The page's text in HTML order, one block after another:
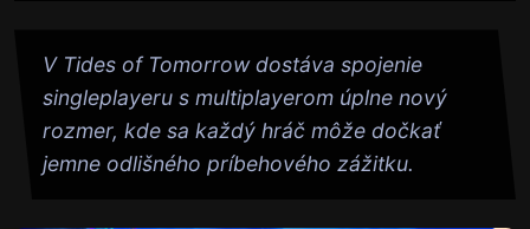
V Tides of Tomorrow dostáva spojenie
singleplayeru s multiplayerom úplne nový
rozmer, kde sa každý hráč môže dočkať
jemne odlišného príbehového zážitku.